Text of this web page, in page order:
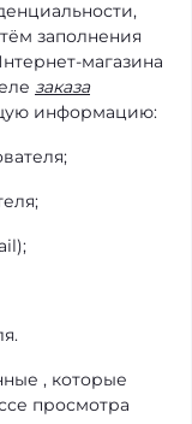
заполнения
магазина
заказа
информацию:
, которые
просмотра